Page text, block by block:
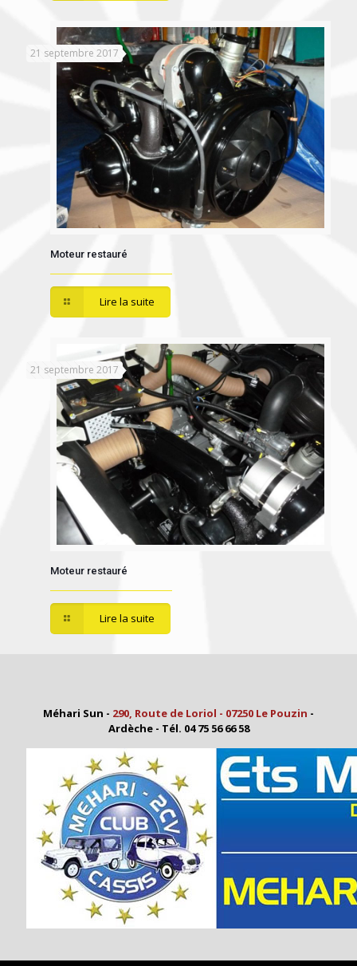
21 septembre 2017
Moteur restauré
Lire la suite
21 septembre 2017
Moteur restauré
Lire la suite
Méhari Sun - 290, Route de Loriol - 07250 Le Pouzin -
Ardèche - Tél. 04 75 56 66 58